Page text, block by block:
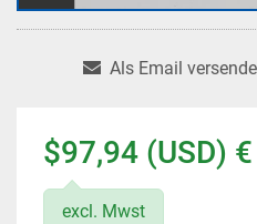
Als Email
$97,94 (USD) €
excl. Mwst